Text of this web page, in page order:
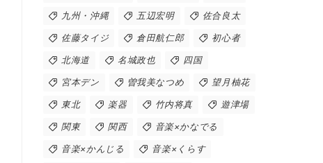
九州・沖縄 五辺宏明 佐合良太
佐藤タイジ 倉田航仁郎 初心者
北海道 名城政也 四国
宮本デン 曽我美なつめ 望月柚花
東北 楽器 竹内将真 遊津場
関東 関西 音楽×かなでる
音楽×かんじる 音楽×くらす